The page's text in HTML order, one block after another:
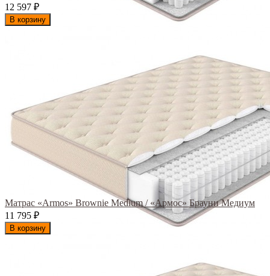
12 597 ₽
В корзину
Матрас «Armos» Brownie Medium / «Армос» Брауни Медиум
11 795 ₽
В корзину